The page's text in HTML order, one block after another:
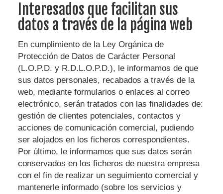
Interesados que facilitan sus
datos a través de la página web
En cumplimiento de la Ley Orgánica de
Protección de Datos de Carácter Personal
(L.O.P.D. y R.D.L.O.P.D.), le informamos de que
sus datos personales, recabados a través de la
web, mediante formularios o enlaces al correo
electrónico, serán tratados con las finalidades de:
gestión de clientes potenciales, contactos y
acciones de comunicación comercial, pudiendo
ser alojados en los ficheros correspondientes.
Por último, le informamos que sus datos serán
conservados en los ficheros de nuestra empresa
con el fin de realizar un seguimiento comercial y
mantenerle informado (sobre los servicios y